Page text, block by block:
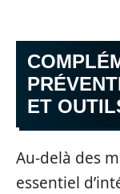
ET
Au-delà des
essentiel